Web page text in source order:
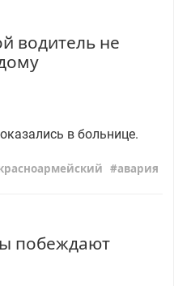
водитель не
в больнице.
авария
побеждают